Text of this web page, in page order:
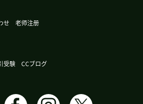
中男厨师拍的两个视频里，他
东风味"的普通话很有意思。我
等说法。下次见！！
せ 老师注册
受験 CCブログ